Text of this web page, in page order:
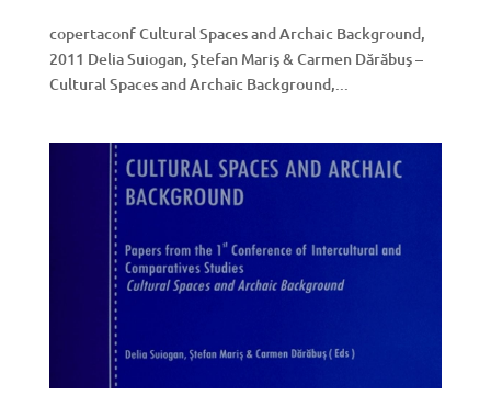
copertaconf Cultural Spaces and Archaic Background,
2011 Delia Suiogan, Ştefan Mariş & Carmen Dărăbuş –
Cultural Spaces and Archaic Background,...